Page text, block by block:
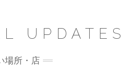
UPDATES
場所・店